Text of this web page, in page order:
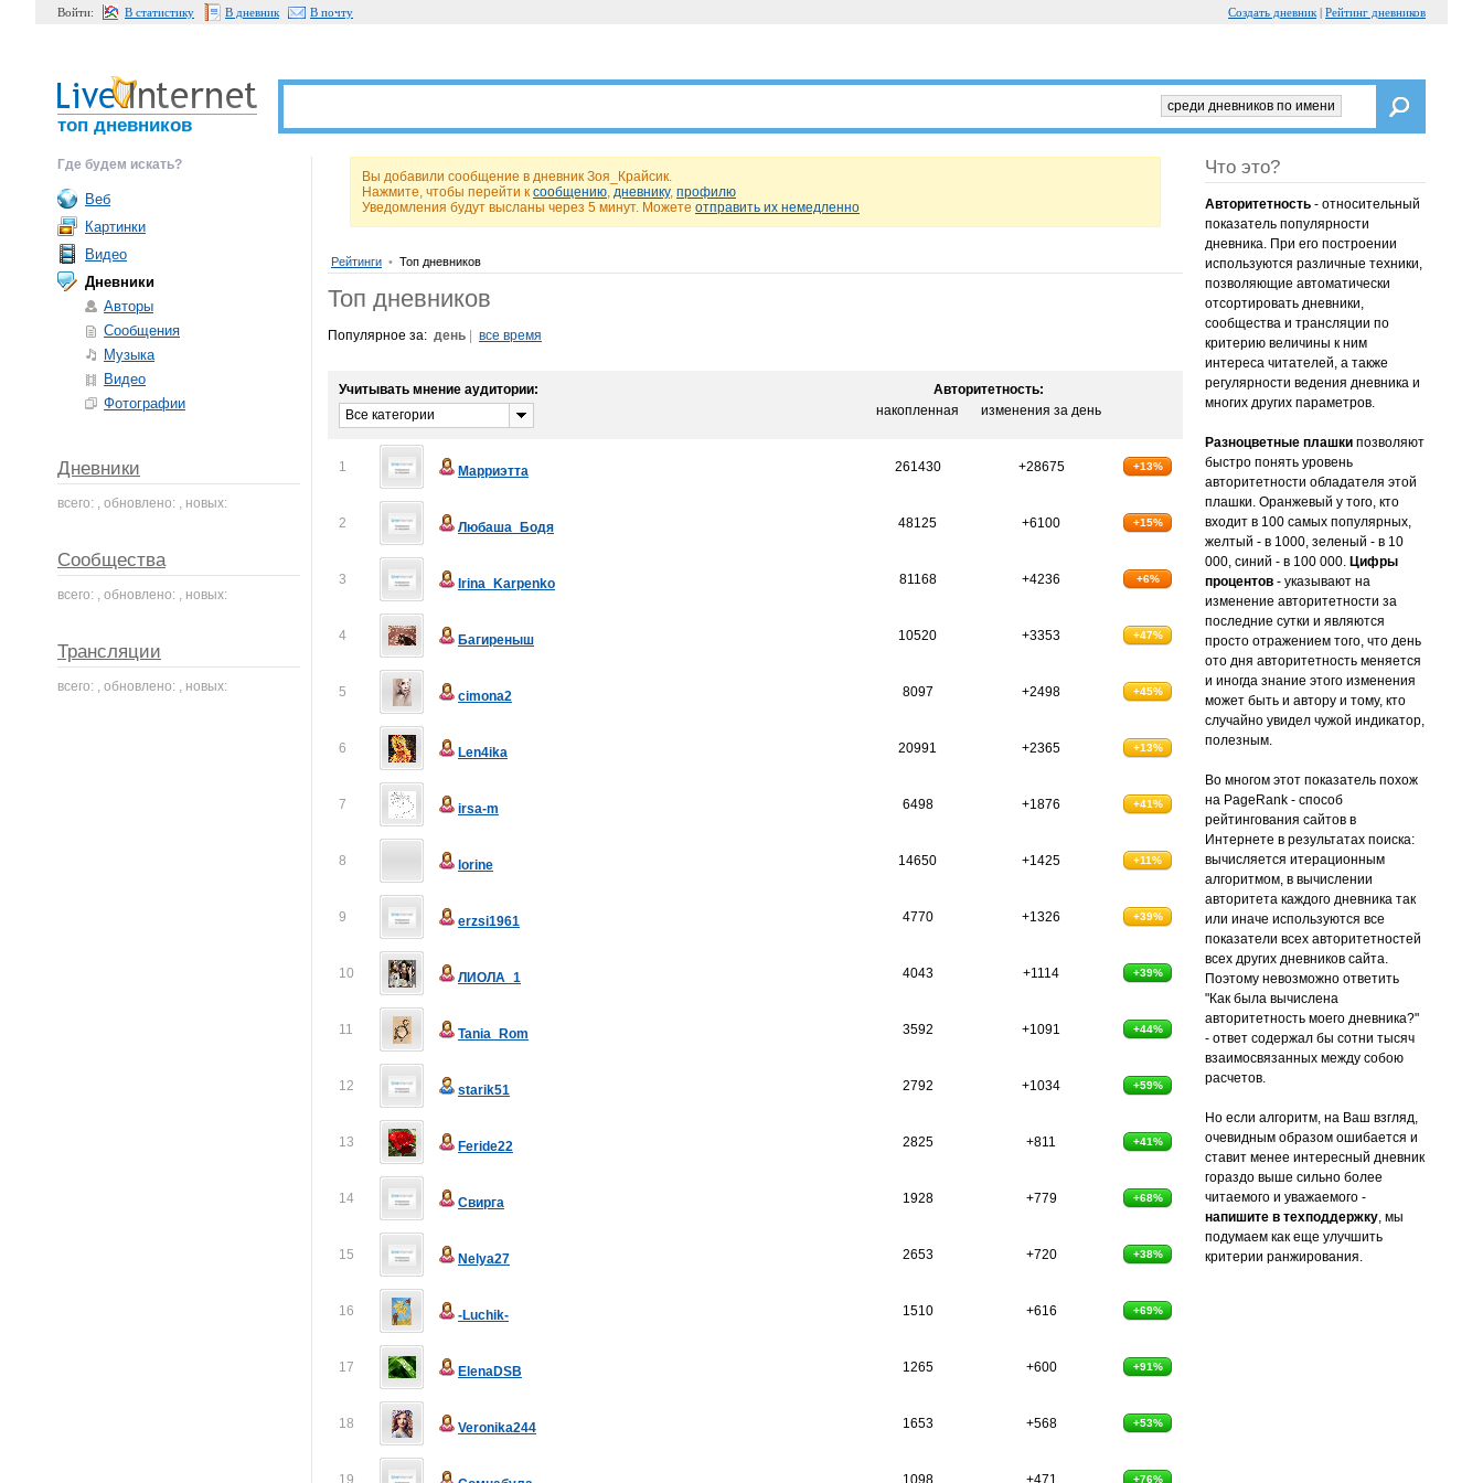
Войти: В статистику В дневник В почту Создать дневник | Рейтинг дневников
среди дневников по имени
топ дневников
Вы добавили сообщение в дневник Зоя_Крайсик.
Нажмите, чтобы перейти к сообщению, дневнику, профилю
Уведомления будут высланы через 5 минут. Можете отправить их немедленно
Рейтинги • Топ дневников
Топ дневников
Популярное за: день все время
Учитывать мнение аудитории:
Авторитетность:
Все категории
накопленная изменения за день
1 Марриэтта 261430 +28675 +13%
2 Любаша_Бодя 48125 +6100 +15%
3 Irina_Karpenko 81168 +4236 +6%
4 Багиреныш 10520 +3353 +47%
5 cimona2 8097 +2498 +45%
6 Len4ika 20991 +2365 +13%
7 irsa-m 6498 +1876 +41%
8 lorine 14650 +1425 +11%
9 erzsi1961 4770 +1326 +39%
10 ЛИОЛА_1 4043 +1114 +39%
11 Tania_Rom 3592 +1091 +44%
12 starik51 2792 +1034 +59%
13 Feride22 2825 +811 +41%
14 Свирга 1928 +779 +68%
15 Nelya27 2653 +720 +38%
16 -Luchik- 1510 +616 +69%
17 ElenaDSB 1265 +600 +91%
18 Veronika244 1653 +568 +53%
19 1098 +471 +76%
Что это?
Авторитетность - относительный
показатель популярности
дневника. При его построении
используются различные техники,
позволяющие автоматически
отсортировать дневники,
сообщества и трансляции по
критерию величины к ним
интереса читателей, а также
регулярности ведения дневника и
многих других параметров.
Разноцветные плашки позволяют
быстро понять уровень
авторитетности обладателя этой
плашки. Оранжевый у того, кто
входит в 100 самых популярных,
желтый - в 1000, зеленый - в 10
000, синий - в 100 000. Цифры
процентов - указывают на
изменение авторитетности за
последние сутки и являются
просто отражением того, что день
ото дня авторитетность меняется
и иногда знание этого изменения
может быть и автору и тому, кто
случайно увидел чужой индикатор,
полезным.
Во многом этот показатель похож
на PageRank - способ
рейтингования сайтов в
Интернете в результатах поиска:
вычисляется итерационным
алгоритмом, в вычислении
авторитета каждого дневника так
или иначе используются все
показатели всех авторитетностей
всех других дневников сайта.
Поэтому невозможно ответить
"Как была вычислена
авторитетность моего дневника?"
- ответ содержал бы сотни тысяч
взаимосвязанных между собою
расчетов.
Но если алгоритм, на Ваш взгляд,
очевидным образом ошибается и
ставит менее интересный дневник
гораздо выше сильно более
читаемого и уважаемого -
напишите в техподдержку, мы
подумаем как еще улучшить
критерии ранжирования.
Где будем искать?
Веб
Картинки
Видео
Дневники
Авторы
Сообщения
Музыка
Видео
Фотографии
Дневники
всего: , обновлено: , новых:
Сообщества
всего: , обновлено: , новых:
Трансляции
всего: , обновлено: , новых: